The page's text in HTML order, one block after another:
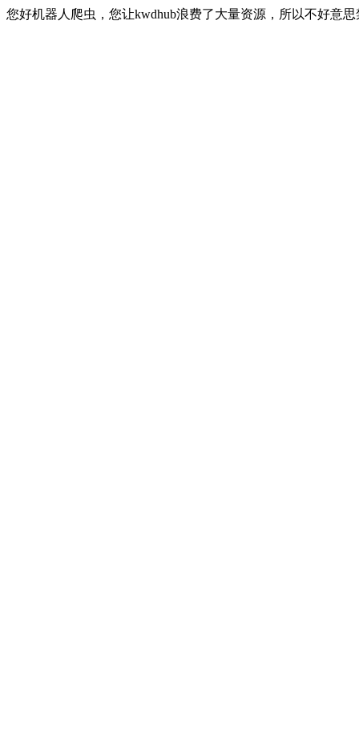
您好机器人爬虫，您让kwdhub浪费了大量资源，所以不好意